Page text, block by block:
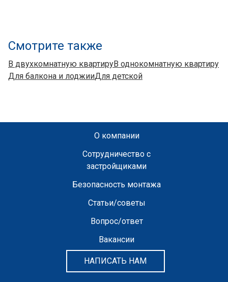
Смотрите также
В двухкомнатную квартируВ однокомнатную квартиру
Для балкона и лоджииДля детской
О компании
Сотрудничество с
застройщиками
Безопасность монтажа
Статьи/советы
Вопрос/ответ
Вакансии
НАПИСАТЬ НАМ